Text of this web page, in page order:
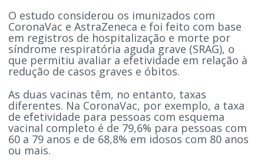
O estudo considerou os imunizados com
CoronaVac e AstraZeneca e foi feito com base
em registros de hospitalização e morte por
síndrome respiratória aguda grave (SRAG), o
que permitiu avaliar a efetividade em relação à
redução de casos graves e óbitos.
As duas vacinas têm, no entanto, taxas
diferentes. Na CoronaVac, por exemplo, a taxa
de efetividade para pessoas com esquema
vacinal completo é de 79,6% para pessoas com
60 a 79 anos e de 68,8% em idosos com 80 anos
ou mais.